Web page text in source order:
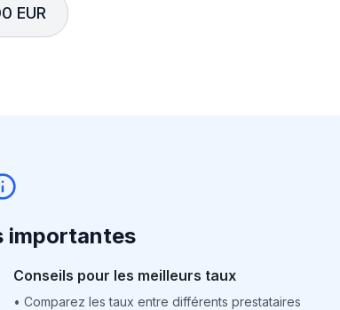
EUR
importantes
Conseils pour les meilleurs taux
• Comparez les taux entre différents prestataires